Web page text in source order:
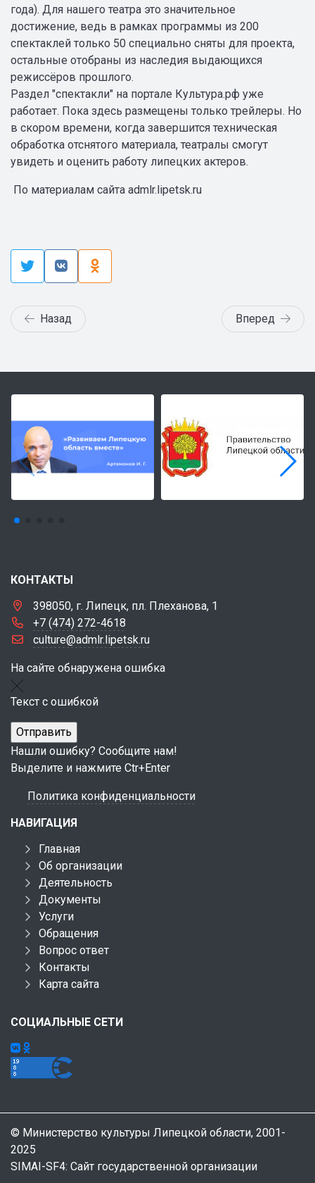
года). Для нашего театра это значительное
достижение, ведь в рамках программы из 200
спектаклей только 50 специально сняты для проекта,
остальные отобраны из наследия выдающихся
режиссёров прошлого.
Раздел "спектакли" на портале Культура.рф уже
работает. Пока здесь размещены только трейлеры. Но
в скором времени, когда завершится техническая
обработка отснятого материала, театралы смогут
увидеть и оценить работу липецких актеров.
По материалам сайта admlr.lipetsk.ru
Назад Вперед
КОНТАКТЫ
398050, г. Липецк, пл. Плеханова, 1
+7 (474) 272-4618
culture@admlr.lipetsk.ru
На сайте обнаружена ошибка
Текст с ошибкой
Нашли ошибку? Сообщите нам!
Выделите и нажмите Ctr+Enter
Политика конфиденциальности
НАВИГАЦИЯ
Главная
Об организации
Деятельность
Документы
Услуги
Обращения
Вопрос ответ
Контакты
Карта сайта
СОЦИАЛЬНЫЕ СЕТИ
© Министерство культуры Липецкой области, 2001-
2025
SIMAI-SF4: Сайт государственной организации